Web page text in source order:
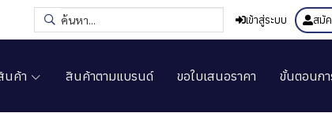
เข้าสู่ระบบ สมั
นค้า สินค้าตามแบรนด์ ขอใบเสนอราคา ขั้นตอนก